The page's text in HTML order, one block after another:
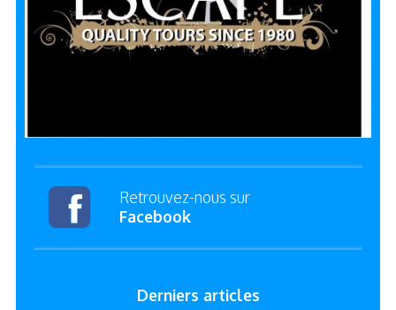
Retrouvez-nous sur
Facebook
Derniers articles